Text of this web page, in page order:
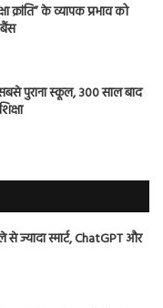
क्रांति” के व्यापक प्रभाव को
बैंस
पुराना स्कूल, 300 साल बाद
से ज्यादा स्मार्ट, ChatGPT और